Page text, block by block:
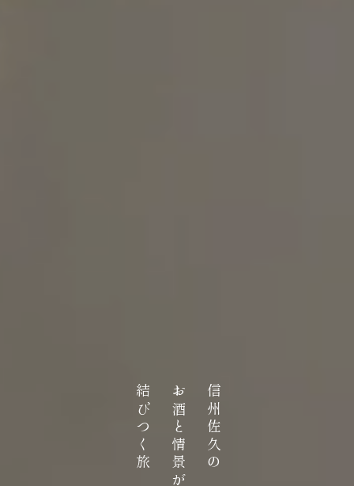
信州佐久の
お酒と情景が
結びつく旅